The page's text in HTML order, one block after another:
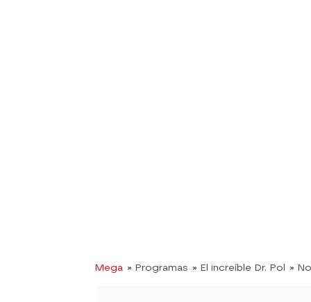
Mega » Programas » El increíble Dr. Pol »